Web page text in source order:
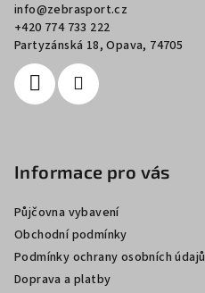
info@zebrasport.cz
+420 774 733 222
Partyzánská 18, Opava, 74705
Informace pro vás
Půjčovna vybavení
Obchodní podmínky
Podmínky ochrany osobních údajů
Doprava a platby